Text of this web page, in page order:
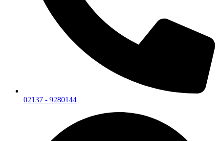
02137 - 9280144